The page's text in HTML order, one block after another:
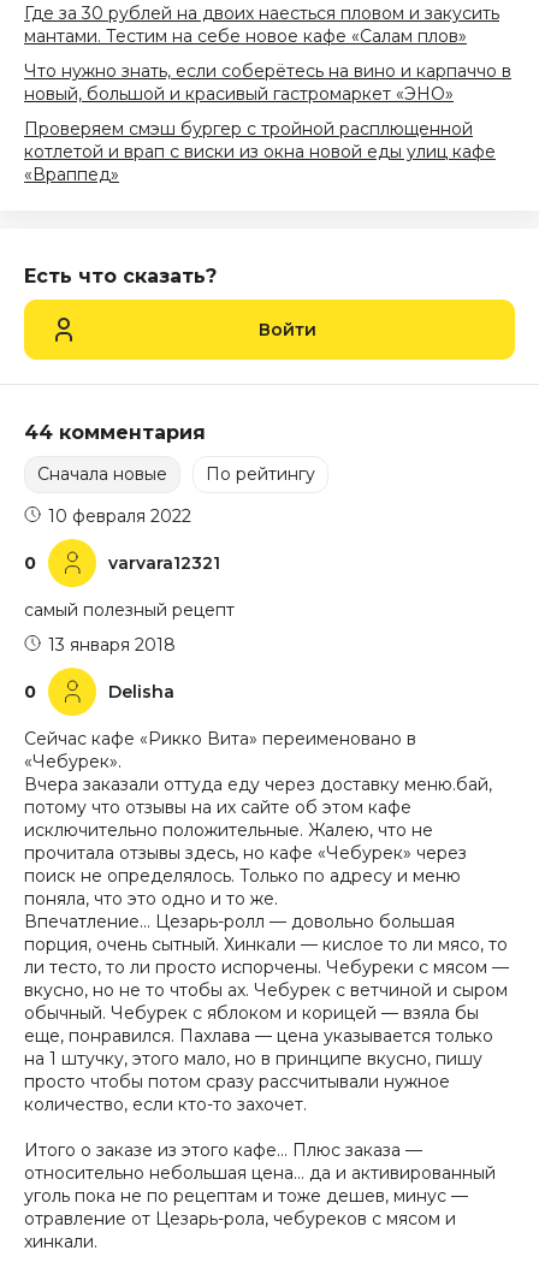
Где за 30 рублей на двоих наесться пловом и закусить
мантами. Тестим на себе новое кафе «Салам плов»
Что нужно знать, если соберётесь на вино и карпаччо в
новый, большой и красивый гастромаркет «ЭНО»
Проверяем смэш бургер с тройной расплющенной
котлетой и врап с виски из окна новой еды улиц кафе
«Враппед»
Есть что сказать?
Войти
44 комментария
Сначала новые По рейтингу
0 varvara12321
10 февраля 2022
самый полезный рецепт
0 Delisha
13 января 2018
Сейчас кафе «Рикко Вита» переименовано в
«Чебурек».
Вчера заказали оттуда еду через доставку меню.бай,
потому что отзывы на их сайте об этом кафе
исключительно положительные. Жалею, что не
прочитала отзывы здесь, но кафе «Чебурек» через
поиск не определялось. Только по адресу и меню
поняла, что это одно и то же.
Впечатление… Цезарь-ролл — довольно большая
порция, очень сытный. Хинкали — кислое то ли мясо, то
ли тесто, то ли просто испорчены. Чебуреки с мясом —
вкусно, но не то чтобы ах. Чебурек с ветчиной и сыром
обычный. Чебурек с яблоком и корицей — взяла бы
еще, понравился. Пахлава — цена указывается только
на 1 штучку, этого мало, но в принципе вкусно, пишу
просто чтобы потом сразу рассчитывали нужное
количество, если кто-то захочет.
Итого о заказе из этого кафе… Плюс заказа —
относительно небольшая цена… да и активированный
уголь пока не по рецептам и тоже дешев, минус —
отравление от Цезарь-рола, чебуреков с мясом и
хинкали.